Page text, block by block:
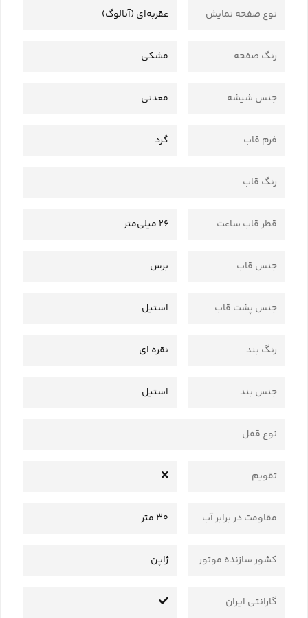
نوع صفحه نمایش عقربه‌ای (آنالوگ)
رنگ صفحه مشکی
جنس شیشه معدنی
فرم قاب گرد
رنگ قاب
قطر قاب ساعت 26 میلی‌متر
جنس قاب برس
جنس پشت قاب استیل
رنگ بند نقره ای
جنس بند استیل
نوع قفل
تقویم
مقاومت در برابر آب 30 متر
کشور سازنده موتور ژاپن
گارانتی ایران